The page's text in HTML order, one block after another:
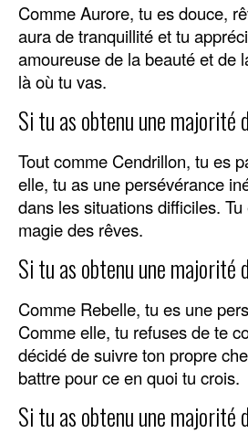
Comme Aurore, tu es douce,
aura de tranquillité et tu
amoureuse de la beauté et de
là où tu vas.
Si tu as obtenu une majorité
Tout comme Cendrillon, tu es
elle, tu as une persévérance
dans les situations difficiles.
magie des rêves.
Si tu as obtenu une majorité
Comme Rebelle, tu es une
Comme elle, tu refuses de te
décidé de suivre ton propre
battre pour ce en quoi tu crois.
Si tu as obtenu une majorité